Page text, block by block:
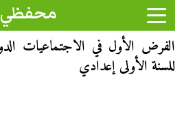
محفظي
للسنة الأولى إعدادي